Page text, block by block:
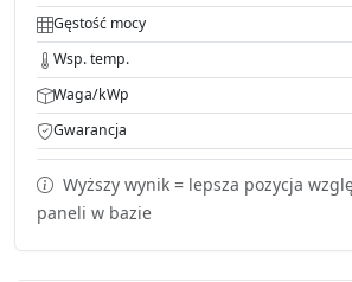
Gęstość mocy
Wsp. temp.
Waga/kWp
Gwarancja
Wyższy wynik = lepsza pozycja
paneli w bazie